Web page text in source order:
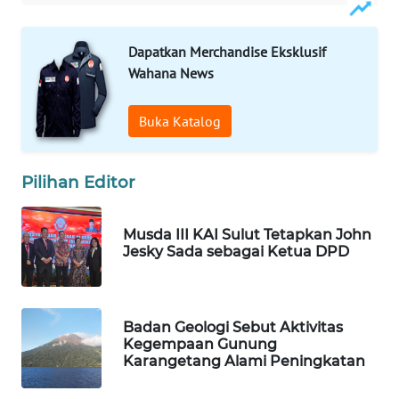
Dapatkan Merchandise Eksklusif
Wahana News
Buka Katalog
Pilihan Editor
Musda III KAI Sulut Tetapkan John
Jesky Sada sebagai Ketua DPD
Badan Geologi Sebut Aktivitas
Kegempaan Gunung
Karangetang Alami Peningkatan
WAHANANEWS
NET
WAHANA
SPORT
WAHANA
UMKM
WAHANA
SELEB
WAHANA
PERSONA
WAHANA
OTOMOTIF